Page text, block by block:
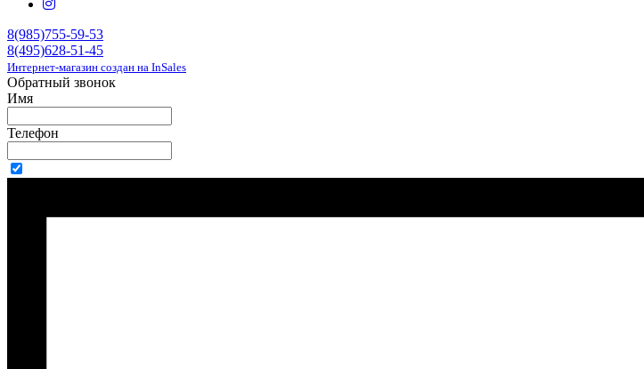
8(985)755-59-53
8(495)628-51-45
Интернет-магазин создан на InSales
Обратный звонок
Имя
Телефон